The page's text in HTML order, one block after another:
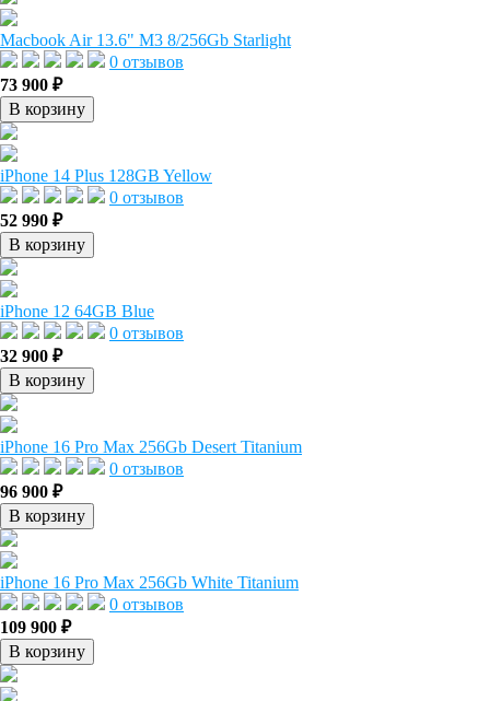
Macbook Air 13.6" M3 8/256Gb Starlight
0 отзывов
73 900 ₽
В корзину
iPhone 14 Plus 128GB Yellow
0 отзывов
52 990 ₽
В корзину
iPhone 12 64GB Blue
0 отзывов
32 900 ₽
В корзину
iPhone 16 Pro Max 256Gb Desert Titanium
0 отзывов
96 900 ₽
В корзину
iPhone 16 Pro Max 256Gb White Titanium
0 отзывов
109 900 ₽
В корзину